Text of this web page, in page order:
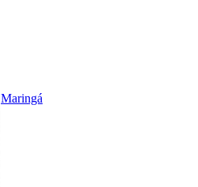
Maringá